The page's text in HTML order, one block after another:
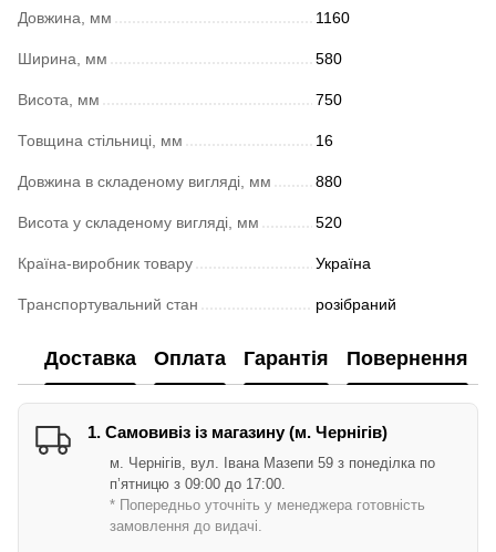
Довжина, мм 1160
Ширина, мм 580
Висота, мм 750
Товщина стільниці, мм 16
Довжина в складеному вигляді, мм 880
Висота у складеному вигляді, мм 520
Країна-виробник товару Україна
Транспортувальний стан розібраний
Доставка Оплата Гарантія Повернення
1. Самовивіз із магазину (м. Чернігів)
м. Чернігів, вул. Івана Мазепи 59 з понеділка по
п’ятницю з 09:00 до 17:00.
* Попередньо уточніть у менеджера готовність
замовлення до видачі.